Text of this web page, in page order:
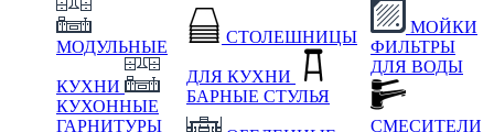
МОДУЛЬНЫЕ
КУХНИ
КУХОННЫЕ
ГАРНИТУРЫ
СТОЛЕШНИЦЫ
ДЛЯ КУХНИ
БАРНЫЕ СТУЛЬЯ
МОЙКИ
ФИЛЬТРЫ
ДЛЯ ВОДЫ
СМЕСИТЕЛИ